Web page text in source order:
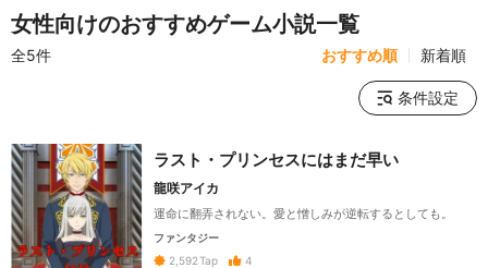
女性向けのおすすめゲーム小説一覧
全5件 おすすめ順 新着順
条件設定
ラスト・プリンセスにはまだ早い
龍咲アイカ
運命に翻弄されない。愛と憎しみが逆転するとしても。
ファンタジー
2,592 Tap
4